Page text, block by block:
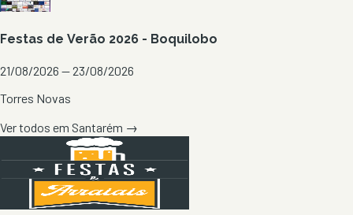
Festas de Verão 2026 - Boquilobo
21/08/2026 — 23/08/2026
Torres Novas
Ver todos em Santarém →